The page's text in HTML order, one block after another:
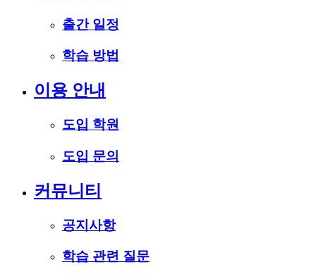
출간 일정
학습 방법
이용 안내
도입 학원
도입 문의
커뮤니티
공지사항
학습 관련 질문